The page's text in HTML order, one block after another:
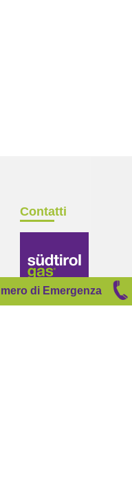
diEmergenza
Contatti